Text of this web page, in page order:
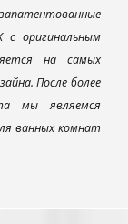
с оригинальным
на самых
После более
мы являемся
ванных комнат